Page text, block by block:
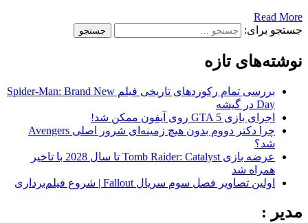
Read More
جستجو برای:
نوشته‌های تازه
بررسی تمام رکوردهای تاریخی فیلم Spider-Man: Brand New
Day در گیشه
اجرای بازی GTA 5 روی آیفون ممکن شد!
چرا دکتر دووم بدون هیچ زمینه‌ای شرور اصلی Avengers
شد؟
عرضه بازی Tomb Raider: Catalyst تا سال 2028 با تاخیر
همراه شد
اولین تصاویر فصل سوم سریال Fallout | شروع فیلم‌برداری
مدیر :